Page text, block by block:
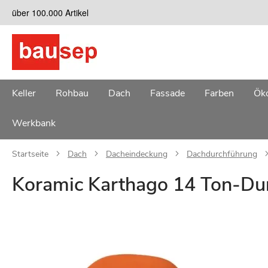
Zum
Inhalt
springen
über 100.000 Artikel
Keller Rohbau Dach Fassade Farben
Werkbank
Startseite Dach Dacheindeckung Dachdurchführung
Koramic Karthago 14 Ton-